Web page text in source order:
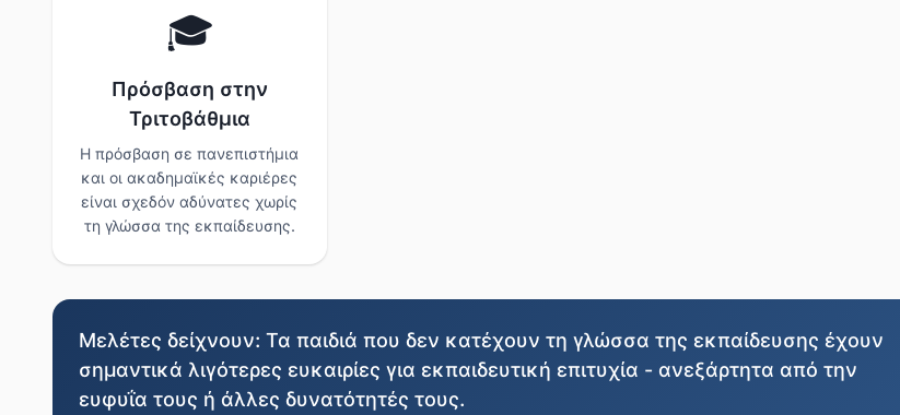
🎓
Πρόσβαση στην
Τριτοβάθμια
Η πρόσβαση σε πανεπιστήμια
και οι ακαδημαϊκές καριέρες
είναι σχεδόν αδύνατες χωρίς
τη γλώσσα της εκπαίδευσης.
Μελέτες δείχνουν: Τα παιδιά που δεν κατέχουν τη γλώσσα της εκπαίδευσης έχουν
σημαντικά λιγότερες ευκαιρίες για εκπαιδευτική επιτυχία - ανεξάρτητα από την
ευφυΐα τους ή άλλες δυνατότητές τους.